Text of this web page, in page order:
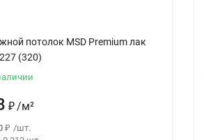
потолок MSD Premium лак
(320)
₽ /м²
₽ /шт.